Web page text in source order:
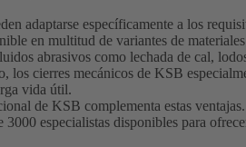
adaptarse específicamente a los
en multitud de variantes de
abrasivos como lechada de cal,
los cierres mecánicos de KSB
vida útil.
de KSB complementa estas
3000 especialistas disponibles para